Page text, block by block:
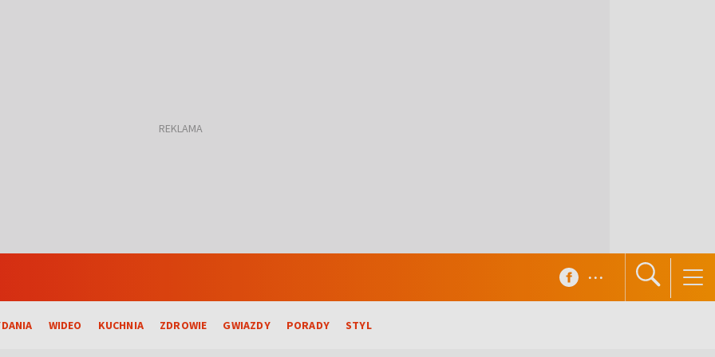
WIDEO KUCHNIA ZDROWIE GWIAZDY PORADY STYL
...